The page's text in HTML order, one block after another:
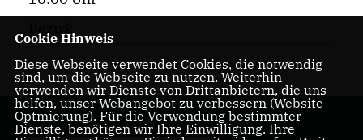
RELIGION,SANIERUNG,RAHNSDORF
Cookie Hinweis
Diese Webseite verwendet Cookies, die notwendig
sind, um die Webseite zu nutzen. Weiterhin
verwenden wir Dienste von Drittanbietern, die uns
helfen, unser Webangebot zu verbessern (Website-
Optmierung). Für die Verwendung bestimmter
Dienste, benötigen wir Ihre Einwilligung. Ihre